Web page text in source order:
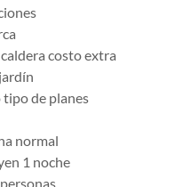
costo extra
tipo de planes
normal
1 noche